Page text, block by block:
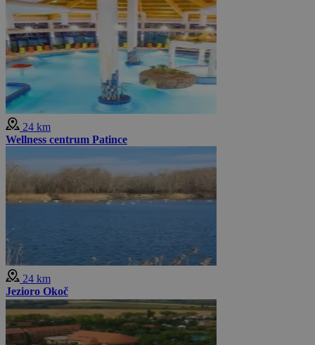
24 km
Wellness centrum Patince
24 km
Jezioro Okoč